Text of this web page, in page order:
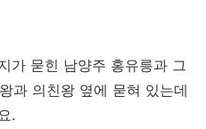
가 묻힌 남양주 홍유릉과 그
과 의친왕 옆에 묻혀 있는데
요.